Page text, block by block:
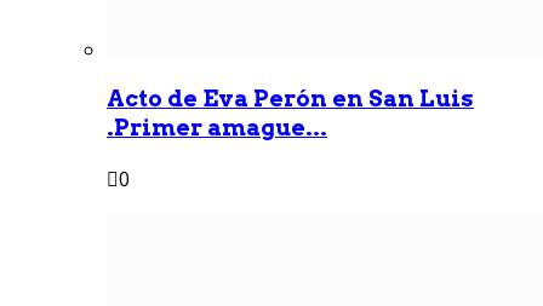
Acto de Eva Perón en San Luis
.Primer amague...
0